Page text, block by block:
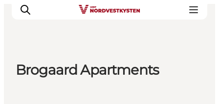
Brogaard Apartments